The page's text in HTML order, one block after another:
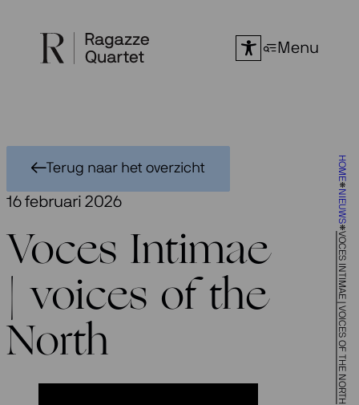
HOME
NIEUWS
VOCES INTIMAE | VOICES OF THE NORTH
Menu
16 februari 2026
Terug naar het overzicht
Voces Intimae
| voices of the
North